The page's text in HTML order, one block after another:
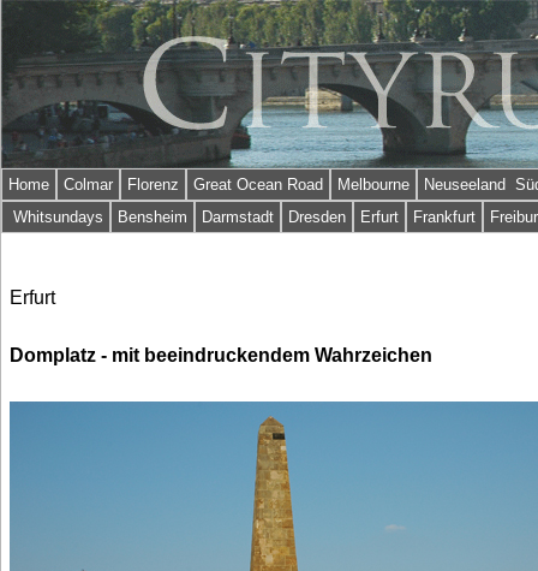
Home Colmar Florenz Great Ocean Road Melbourne
Neuseeland
Whitsundays
Bensheim Darmstadt Dresden Erfurt Frankfurt
Erfurt
Domplatz - mit beeindruckendem Wahrzeichen